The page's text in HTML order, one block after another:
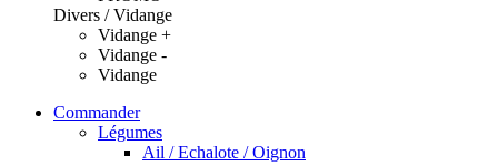
Divers / Vidange
Vidange +
Vidange -
Vidange
Commander
Légumes
Ail / Echalote / Oignon